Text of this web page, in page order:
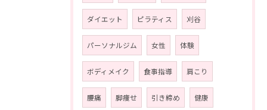
ダイエット ピラティス 刈谷
パーソナルジム 女性 体験
ボディメイク 食事指導 肩こり
腰痛 脚痩せ 引き締め 健康